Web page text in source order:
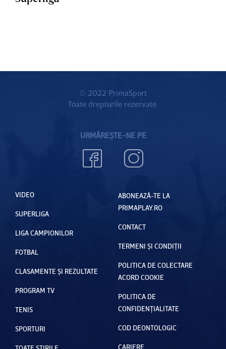
© 2022 PrimaSport
Toate drepturile rezervate.
URMĂREȘTE-NE PE
VIDEO
SUPERLIGA
LIGA CAMPIONILOR
FOTBAL
CLASAMENTE ȘI REZULTATE
PROGRAM TV
TENIS
SPORTURI
ABONEAZĂ-TE LA
PRIMAPLAY.RO
CONTACT
TERMENI ȘI CONDIȚII
POLITICA DE COLECTARE
ACORD COOKIE
POLITICA DE
CONFIDENȚIALITATE
COD DEONTOLOGIC
CARIERE